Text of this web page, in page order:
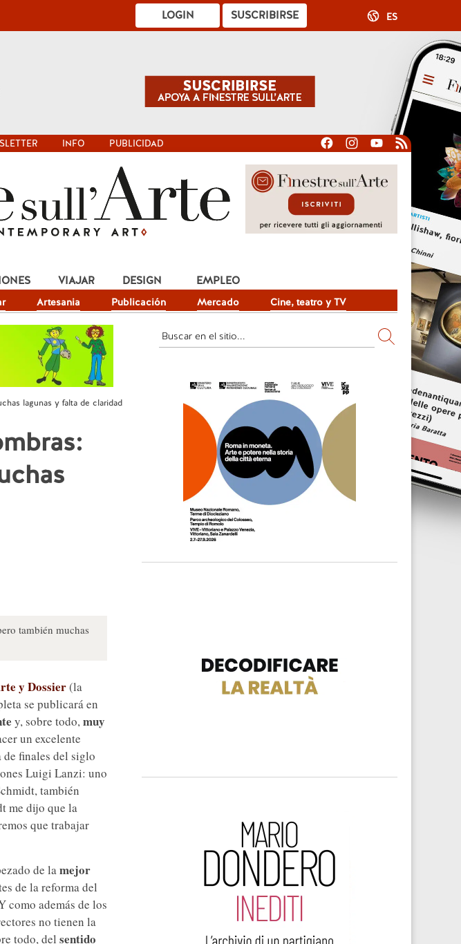
SUSCRIBIRSE
LOGIN ES
INFO PUBLICIDAD
Artesania Publicación Mercado Cine, teatro y TV
VIAJAR DESIGN EMPLEO
lagunas y falta de claridad
también muchas
y Dossier(la
se publicará en
y, sobre todo,muy
un excelente
finales del siglo
Luigi Lanzi: uno
también
me dijo que la
que trabajar
de lamejor
de la reforma del
como además de los
no tienen la
todo, del sentido